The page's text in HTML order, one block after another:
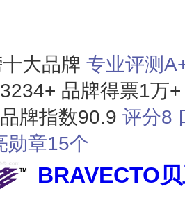
大品牌 专业​评测
品牌得票1万+
品牌指数90.9 评分8
勋章15个
BRAVECTO